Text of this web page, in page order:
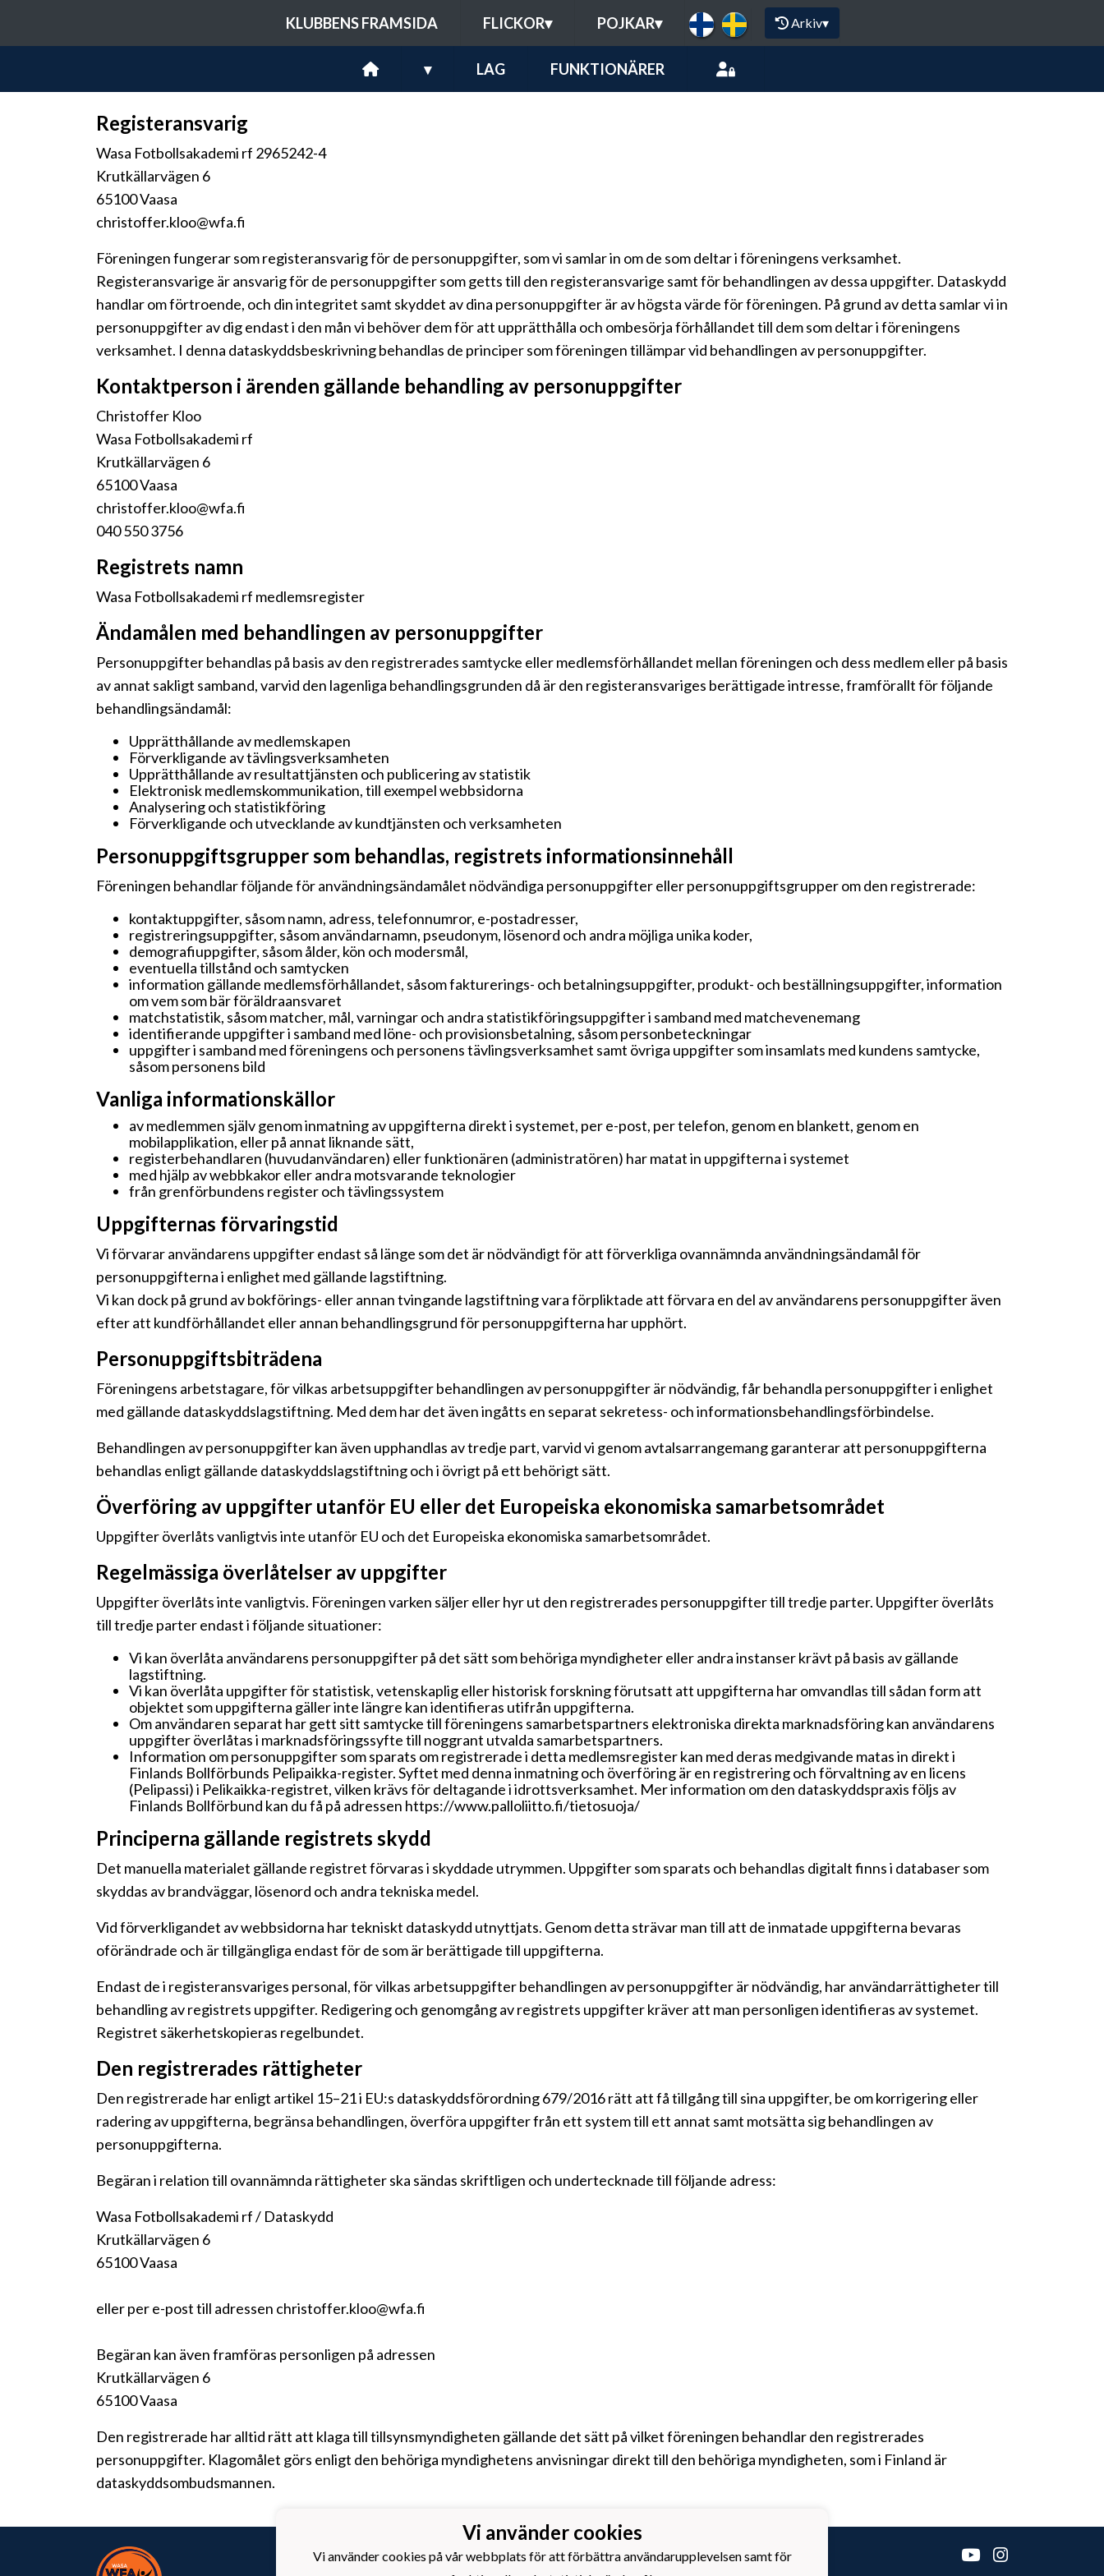
KLUBBENS FRAMSIDA FLICKOR▾ POJKAR▾ Arkiv▾
▾ LAG FUNKTIONÄRER
Registeransvarig
Wasa Fotbollsakademi rf 2965242-4
Krutkällarvägen 6
65100 Vaasa
christoffer.kloo@wfa.fi
Föreningen fungerar som registeransvarig för de personuppgifter, som vi samlar in om de som deltar i föreningens verksamhet.
Registeransvarige är ansvarig för de personuppgifter som getts till den registeransvarige samt för behandlingen av dessa uppgifter. Dataskydd
handlar om förtroende, och din integritet samt skyddet av dina personuppgifter är av högsta värde för föreningen. På grund av detta samlar vi in
personuppgifter av dig endast i den mån vi behöver dem för att upprätthålla och ombesörja förhållandet till dem som deltar i föreningens
verksamhet. I denna dataskyddsbeskrivning behandlas de principer som föreningen tillämpar vid behandlingen av personuppgifter.
Kontaktperson i ärenden gällande behandling av personuppgifter
Christoffer Kloo
Wasa Fotbollsakademi rf
Krutkällarvägen 6
65100 Vaasa
christoffer.kloo@wfa.fi
040 550 3756
Registrets namn
Wasa Fotbollsakademi rf medlemsregister
Ändamålen med behandlingen av personuppgifter
Personuppgifter behandlas på basis av den registrerades samtycke eller medlemsförhållandet mellan föreningen och dess medlem eller på basis
av annat sakligt samband, varvid den lagenliga behandlingsgrunden då är den registeransvariges berättigade intresse, framförallt för följande
behandlingsändamål:
Upprätthållande av medlemskapen
Förverkligande av tävlingsverksamheten
Upprätthållande av resultattjänsten och publicering av statistik
Elektronisk medlemskommunikation, till exempel webbsidorna
Analysering och statistikföring
Förverkligande och utvecklande av kundtjänsten och verksamheten
Personuppgiftsgrupper som behandlas, registrets informationsinnehåll
Föreningen behandlar följande för användningsändamålet nödvändiga personuppgifter eller personuppgiftsgrupper om den registrerade:
kontaktuppgifter, såsom namn, adress, telefonnumror, e-postadresser,
registreringsuppgifter, såsom användarnamn, pseudonym, lösenord och andra möjliga unika koder,
demografiuppgifter, såsom ålder, kön och modersmål,
eventuella tillstånd och samtycken
information gällande medlemsförhållandet, såsom fakturerings- och betalningsuppgifter, produkt- och beställningsuppgifter, information
om vem som bär föräldraansvaret
matchstatistik, såsom matcher, mål, varningar och andra statistikföringsuppgifter i samband med matchevenemang
identifierande uppgifter i samband med löne- och provisionsbetalning, såsom personbeteckningar
uppgifter i samband med föreningens och personens tävlingsverksamhet samt övriga uppgifter som insamlats med kundens samtycke,
såsom personens bild
Vanliga informationskällor
av medlemmen själv genom inmatning av uppgifterna direkt i systemet, per e-post, per telefon, genom en blankett, genom en
mobilapplikation, eller på annat liknande sätt,
registerbehandlaren (huvudanvändaren) eller funktionären (administratören) har matat in uppgifterna i systemet
med hjälp av webbkakor eller andra motsvarande teknologier
från grenförbundens register och tävlingssystem
Uppgifternas förvaringstid
Vi förvarar användarens uppgifter endast så länge som det är nödvändigt för att förverkliga ovannämnda användningsändamål för
personuppgifterna i enlighet med gällande lagstiftning.
Vi kan dock på grund av bokförings- eller annan tvingande lagstiftning vara förpliktade att förvara en del av användarens personuppgifter även
efter att kundförhållandet eller annan behandlingsgrund för personuppgifterna har upphört.
Personuppgiftsbiträdena
Föreningens arbetstagare, för vilkas arbetsuppgifter behandlingen av personuppgifter är nödvändig, får behandla personuppgifter i enlighet
med gällande dataskyddslagstiftning. Med dem har det även ingåtts en separat sekretess- och informationsbehandlingsförbindelse.
Behandlingen av personuppgifter kan även upphandlas av tredje part, varvid vi genom avtalsarrangemang garanterar att personuppgifterna
behandlas enligt gällande dataskyddslagstiftning och i övrigt på ett behörigt sätt.
Överföring av uppgifter utanför EU eller det Europeiska ekonomiska samarbetsområdet
Uppgifter överlåts vanligtvis inte utanför EU och det Europeiska ekonomiska samarbetsområdet.
Regelmässiga överlåtelser av uppgifter
Uppgifter överlåts inte vanligtvis. Föreningen varken säljer eller hyr ut den registrerades personuppgifter till tredje parter. Uppgifter överlåts
till tredje parter endast i följande situationer:
Vi kan överlåta användarens personuppgifter på det sätt som behöriga myndigheter eller andra instanser krävt på basis av gällande
lagstiftning.
Vi kan överlåta uppgifter för statistisk, vetenskaplig eller historisk forskning förutsatt att uppgifterna har omvandlas till sådan form att
objektet som uppgifterna gäller inte längre kan identifieras utifrån uppgifterna.
Om användaren separat har gett sitt samtycke till föreningens samarbetspartners elektroniska direkta marknadsföring kan användarens
uppgifter överlåtas i marknadsföringssyfte till noggrant utvalda samarbetspartners.
Information om personuppgifter som sparats om registrerade i detta medlemsregister kan med deras medgivande matas in direkt i
Finlands Bollförbunds Pelipaikka-register. Syftet med denna inmatning och överföring är en registrering och förvaltning av en licens
(Pelipassi) i Pelikaikka-registret, vilken krävs för deltagande i idrottsverksamhet. Mer information om den dataskyddspraxis följs av
Finlands Bollförbund kan du få på adressen https://www.palloliitto.fi/tietosuoja/
Principerna gällande registrets skydd
Det manuella materialet gällande registret förvaras i skyddade utrymmen. Uppgifter som sparats och behandlas digitalt finns i databaser som
skyddas av brandväggar, lösenord och andra tekniska medel.
Vid förverkligandet av webbsidorna har tekniskt dataskydd utnyttjats. Genom detta strävar man till att de inmatade uppgifterna bevaras
oförändrade och är tillgängliga endast för de som är berättigade till uppgifterna.
Endast de i registeransvariges personal, för vilkas arbetsuppgifter behandlingen av personuppgifter är nödvändig, har användarrättigheter till
behandling av registrets uppgifter. Redigering och genomgång av registrets uppgifter kräver att man personligen identifieras av systemet.
Registret säkerhetskopieras regelbundet.
Den registrerades rättigheter
Den registrerade har enligt artikel 15–21 i EU:s dataskyddsförordning 679/2016 rätt att få tillgång till sina uppgifter, be om korrigering eller
radering av uppgifterna, begränsa behandlingen, överföra uppgifter från ett system till ett annat samt motsätta sig behandlingen av
personuppgifterna.
Begäran i relation till ovannämnda rättigheter ska sändas skriftligen och undertecknade till följande adress:
Wasa Fotbollsakademi rf / Dataskydd
Krutkällarvägen 6
65100 Vaasa
eller per e-post till adressen christoffer.kloo@wfa.fi
Begäran kan även framföras personligen på adressen
Krutkällarvägen 6
65100 Vaasa
Den registrerade har alltid rätt att klaga till tillsynsmyndigheten gällande det sätt på vilket föreningen behandlar den registrerades
personuppgifter. Klagomålet görs enligt den behöriga myndighetens anvisningar direkt till den behöriga myndigheten, som i Finland är
dataskyddsombudsmannen.
Wasa Fotbollsakademi rf
Vi använder cookies
Vi använder cookies på vår webbplats för att förbättra användarupplevelsen samt för